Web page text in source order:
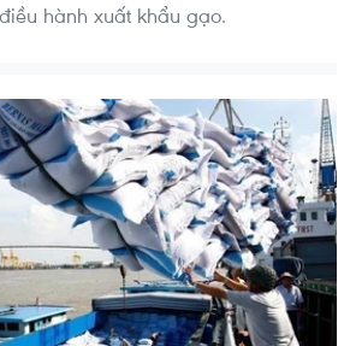
hành xuất khẩu gạo.